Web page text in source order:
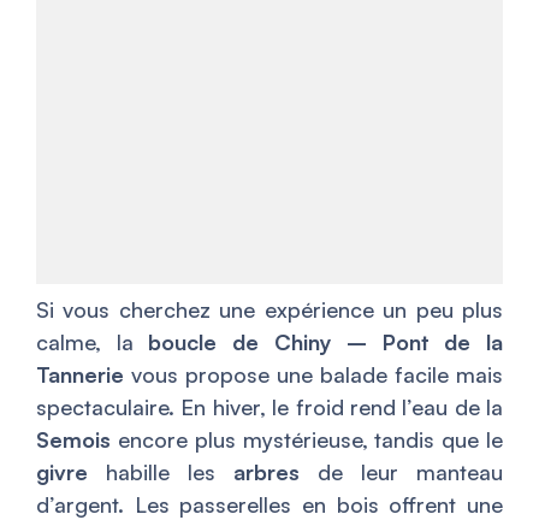
Si vous cherchez une expérience un peu plus
calme, la boucle de Chiny – Pont de la
Tannerie vous propose une balade facile mais
spectaculaire. En hiver, le froid rend l’eau de la
Semois encore plus mystérieuse, tandis que le
givre habille les arbres de leur manteau
d’argent. Les passerelles en bois offrent une